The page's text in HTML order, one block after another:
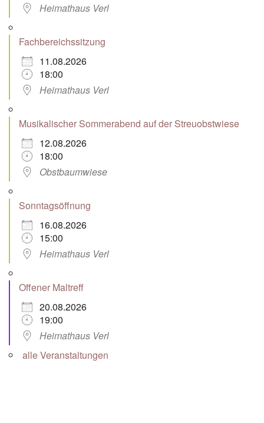
Heimathaus Verl
Fachbereichssitzung
11.08.2026
18:00
Heimathaus Verl
Musikalischer Sommerabend auf der Streuobstwiese
12.08.2026
18:00
Obstbaumwiese
Sonntagsöffnung
16.08.2026
15:00
Heimathaus Verl
Offener Maltreff
20.08.2026
19:00
Heimathaus Verl
alle Veranstaltungen